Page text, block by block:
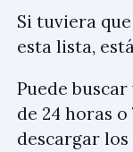
Si tuviera
esta lista,
Puede
de 24 horas
descargar